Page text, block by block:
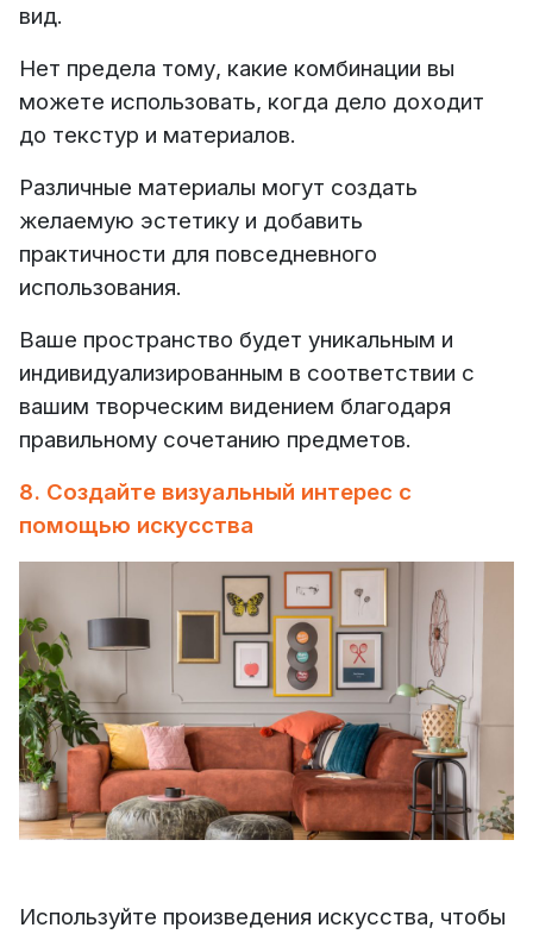
вид.
Нет предела тому, какие комбинации вы
можете использовать, когда дело доходит
до текстур и материалов.
Различные материалы могут создать
желаемую эстетику и добавить
практичности для повседневного
использования.
Ваше пространство будет уникальным и
индивидуализированным в соответствии с
вашим творческим видением благодаря
правильному сочетанию предметов.
8. Создайте визуальный интерес с
помощью искусства
Используйте произведения искусства, чтобы